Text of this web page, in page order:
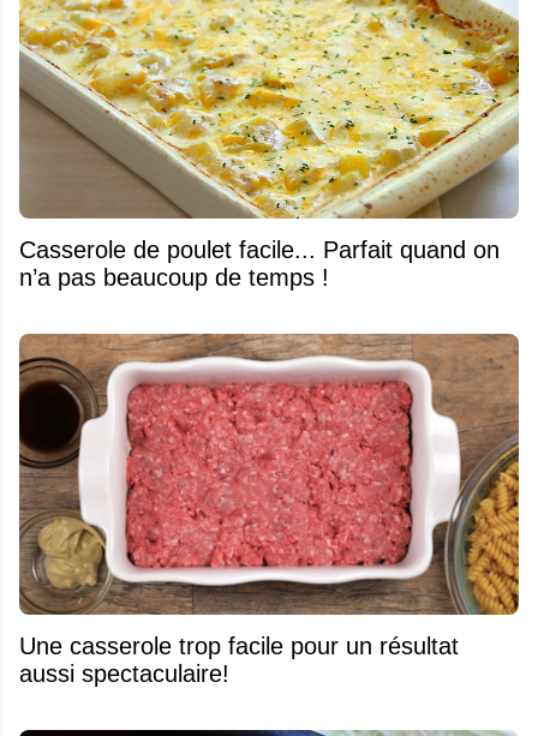
Casserole de poulet facile... Parfait quand on
n’a pas beaucoup de temps !
Une casserole trop facile pour un résultat
aussi spectaculaire!